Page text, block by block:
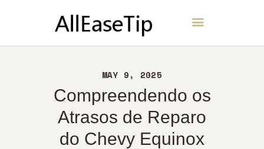
MAY 9, 2025
Compreendendo os
Atrasos de Reparo
do Chevy Equinox
AllEaseTip
SOBRE
CONTATO
POLÍTICA
PORTUGUÊS